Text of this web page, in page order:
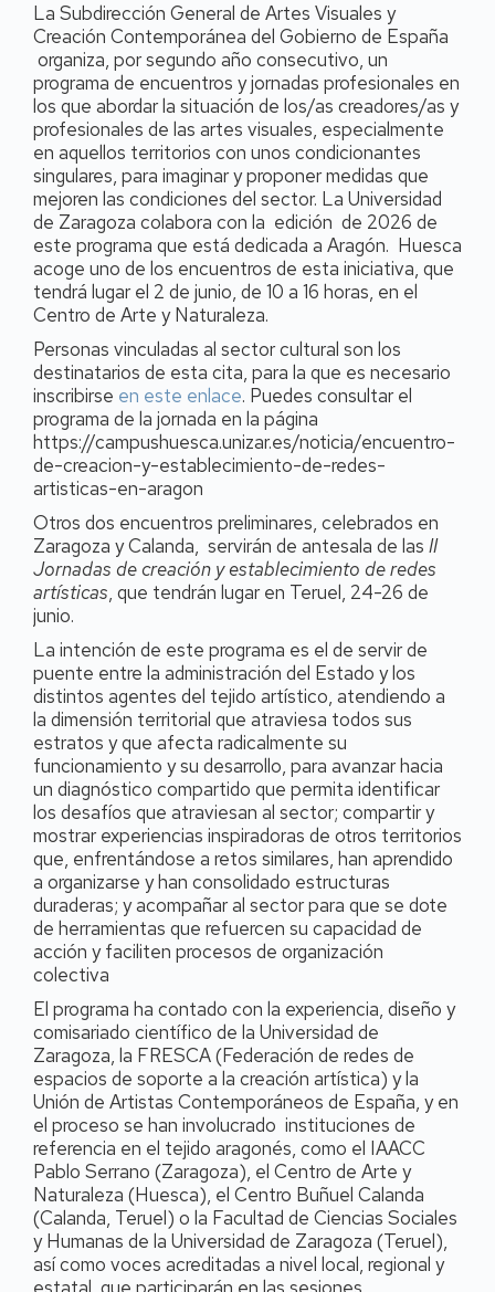
La Subdirección General de Artes Visuales y
Creación Contemporánea del Gobierno de España
organiza, por segundo año consecutivo, un
programa de encuentros y jornadas profesionales en
los que abordar la situación de los/as creadores/as y
profesionales de las artes visuales, especialmente
en aquellos territorios con unos condicionantes
singulares, para imaginar y proponer medidas que
mejoren las condiciones del sector. La Universidad
de Zaragoza colabora con la edición de 2026 de
este programa que está dedicada a Aragón. Huesca
acoge uno de los encuentros de esta iniciativa, que
tendrá lugar el 2 de junio, de 10 a 16 horas, en el
Centro de Arte y Naturaleza.
Personas vinculadas al sector cultural son los
destinatarios de esta cita, para la que es necesario
inscribirse en este enlace. Puedes consultar el
programa de la jornada en la página
https://campushuesca.unizar.es/noticia/encuentro-
de-creacion-y-establecimiento-de-redes-
artisticas-en-aragon
Otros dos encuentros preliminares, celebrados en
Zaragoza y Calanda, servirán de antesala de las II
Jornadas de creación y establecimiento de redes
artísticas, que tendrán lugar en Teruel, 24-26 de
junio.
La intención de este programa es el de servir de
puente entre la administración del Estado y los
distintos agentes del tejido artístico, atendiendo a
la dimensión territorial que atraviesa todos sus
estratos y que afecta radicalmente su
funcionamiento y su desarrollo, para avanzar hacia
un diagnóstico compartido que permita identificar
los desafíos que atraviesan al sector; compartir y
mostrar experiencias inspiradoras de otros territorios
que, enfrentándose a retos similares, han aprendido
a organizarse y han consolidado estructuras
duraderas; y acompañar al sector para que se dote
de herramientas que refuercen su capacidad de
acción y faciliten procesos de organización
colectiva
El programa ha contado con la experiencia, diseño y
comisariado científico de la Universidad de
Zaragoza, la FRESCA (Federación de redes de
espacios de soporte a la creación artística) y la
Unión de Artistas Contemporáneos de España, y en
el proceso se han involucrado instituciones de
referencia en el tejido aragonés, como el IAACC
Pablo Serrano (Zaragoza), el Centro de Arte y
Naturaleza (Huesca), el Centro Buñuel Calanda
(Calanda, Teruel) o la Facultad de Ciencias Sociales
y Humanas de la Universidad de Zaragoza (Teruel),
así como voces acreditadas a nivel local, regional y